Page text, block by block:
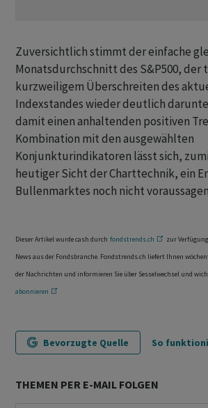
Zuversichtlich stimmt der einfache
Monatsdurchschnitt des S&P500, der
kurzweiligem Überschreiten des
Indexstandes wieder deutlich
damit einen anhaltenden positiven
Kombination mit den ausgewählten
Konjunkturindikatoren lässt sich,
heutiger Sicht der Charttechnik, ein
Bullenmarktes noch nicht
Dieser Artikel wurde cash durch fondstrends.ch
zur
News aus der Fondsbranche. Fondstrends.ch liefert Ihnen
der Nachrichten und informieren Sie über Sesselwechsel und
abonnieren
Bevorzugte Quelle So
THEMEN PER E-MAIL FOLGEN